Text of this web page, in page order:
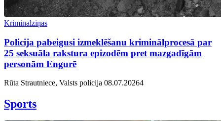
Kriminālziņas
Policija pabeigusi izmeklēšanu kriminālprocesā par
25 seksuāla rakstura epizodēm pret mazgadīgām
personām Engurē
Rūta Strautniece, Valsts policija 08.07.20264
Sports